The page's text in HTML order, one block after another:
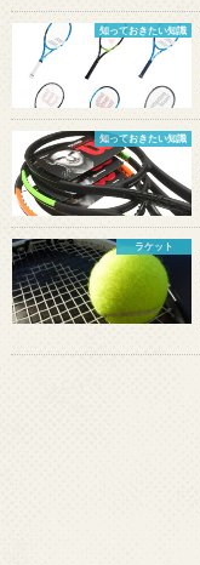
知っておきたい知識
知っておきたい知識
ラケット